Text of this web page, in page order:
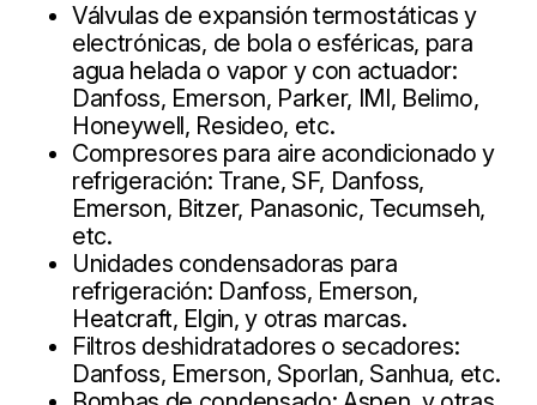
Válvulas de expansión termostáticas y
electrónicas, de bola o esféricas, para
agua helada o vapor y con actuador:
Danfoss, Emerson, Parker, IMI, Belimo,
Honeywell, Resideo, etc.
Compresores para aire acondicionado y
refrigeración: Trane, SF, Danfoss,
Emerson, Bitzer, Panasonic, Tecumseh,
etc.
Unidades condensadoras para
refrigeración: Danfoss, Emerson,
Heatcraft, Elgin, y otras marcas.
Filtros deshidratadores o secadores:
Danfoss, Emerson, Sporlan, Sanhua, etc.